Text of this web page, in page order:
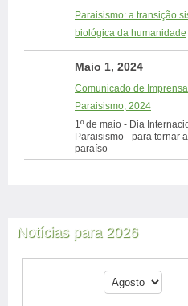
Paraisismo: a transição
biológica da humanidade
Maio 1, 2024
Comunicado de
Paraisismo, 2024
1º de maio - Dia
Paraisismo - para tornar
paraíso
Notícias para 2026